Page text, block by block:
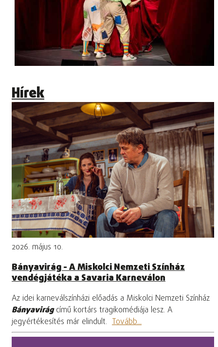
Hírek
2026. május 10.
Bányavirág - A Miskolci Nemzeti Színház
vendégjátéka a Savaria Karneválon
Az idei karneválszínházi előadás a Miskolci Nemzeti Színház
Bányavirágcímű kortárs tragikomédiája lesz. A
jegyértékesítés már elindult. Tovább...